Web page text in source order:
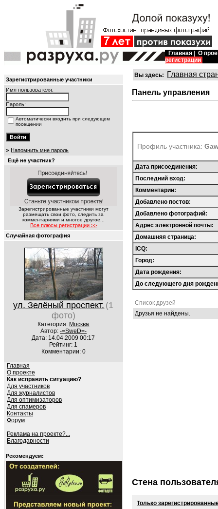
Главная
О
регистрации
Зарегистрированные участники
Имя пользователя:
Пароль:
Автоматически входить при следующем
посещении
» Напомнить мне пароль
Ещё не участник?
Зарегистрированные участники могут
размещать свои фото, следить за
комментариями и многое другое...
Все плюсы регистрации >>
Случайная фотография
ул. Зелёный проспект. (1
фото)
Категория: Москва
Автор: -=SweD=-
Дата: 14.04.2009 00:17
Рейтинг: 1
Комментарии: 0
Главная
О проекте
Как исправить ситуацию?
Для участников
Для журналистов
Для оптимизаторов
Для спамеров
Контакты
Форум
Реклама на проекте?...
Благодарности
Рекомендуем:
Вы здесь: Главная
Панель управления
Профиль участника:
Дата присоединения:
Последний вход:
Комментарии:
Добавлено постов:
Добавлено фотографий:
Адрес электронной почты:
Домашняя страница:
ICQ:
Город:
Дата рождения:
До следующего дня
Список друзей
Друзья не найдены.
Стена
Только